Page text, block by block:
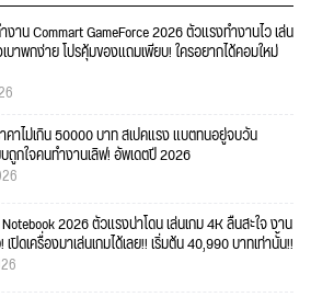
งาน Commart GameForce 2026 ตัวแรงทำงานไว เล่น
บาพกง่าย โปรคุ้มของแถมเพียบ! ใครอยากได้คอมใหม่
คาไม่เกิน 50000 บาท สเปคแรง แบตทนอยู่จบวัน
ถูกใจคนทำงานเลิฟ! อัพเดตปี 2026
2026 ตัวแรงน่าโดน เล่นเกม 4K ลื่นสะใจ งาน
ปิดเครื่องมาเล่นเกมได้เลย!! เริ่มต้น 40,990 บาทเท่านั้น!!